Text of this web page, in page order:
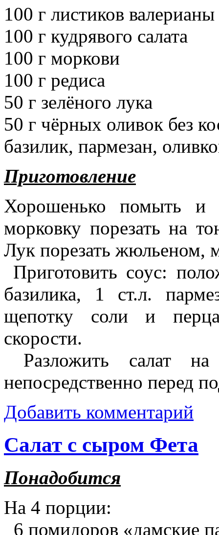
100 г листиков валерианы
100 г кудрявого салата
100 г моркови
100 г редиса
50 г зелёного лука
50 г чёрных оливок без
базилик, пармезан,
Приготовление
Хорошенько помыть и
морковку порезать на
Лук порезать жюльеном,
Приготовить соус:
базилика, 1 ст.л.
щепотку соли и
скорости.
Разложить салат на
непосредственно перед
Добавить комментарий
Салат с сыром Фета
Понадобится
На 4 порции:
6 помидоров «дамские